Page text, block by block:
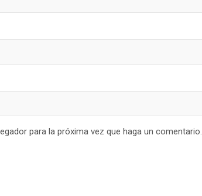
para la próxima vez que haga un comentario.